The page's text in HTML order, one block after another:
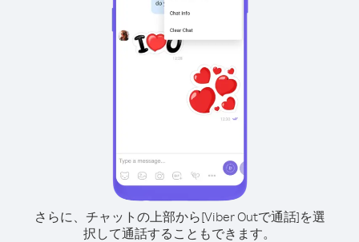
さらに、チャットの上部から[Viber Outで通話]を選
択して通話することもできます。